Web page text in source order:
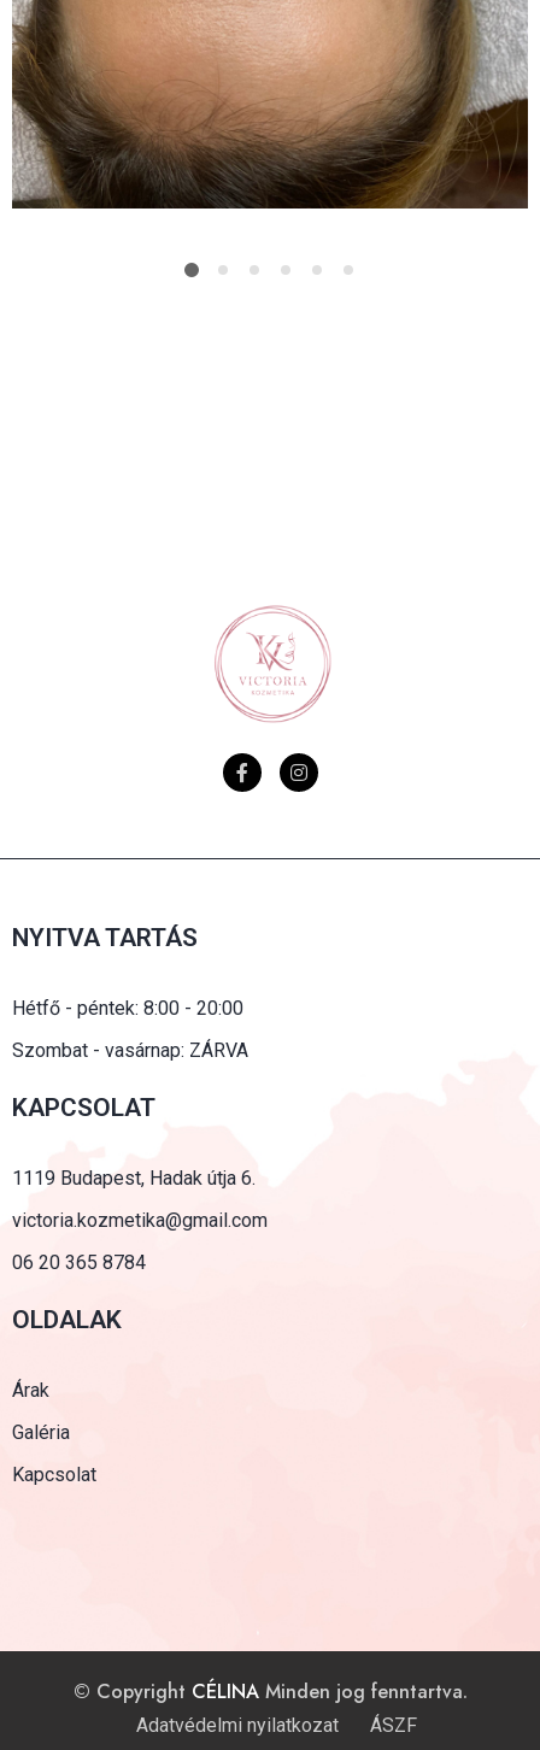
OLDALAK
Árak
Galéria
Kapcsolat
KAPCSOLAT
1119 Budapest, Hadak útja 6.
victoria.kozmetika@gmail.com
06 20 365 8784
NYITVA TARTÁS
Hétfő - péntek: 8:00 - 20:00
Szombat - vasárnap: ZÁRVA
© Copyright CÉLINAMinden jog fenntartva.
Adatvédelmi nyilatkozat ÁSZF